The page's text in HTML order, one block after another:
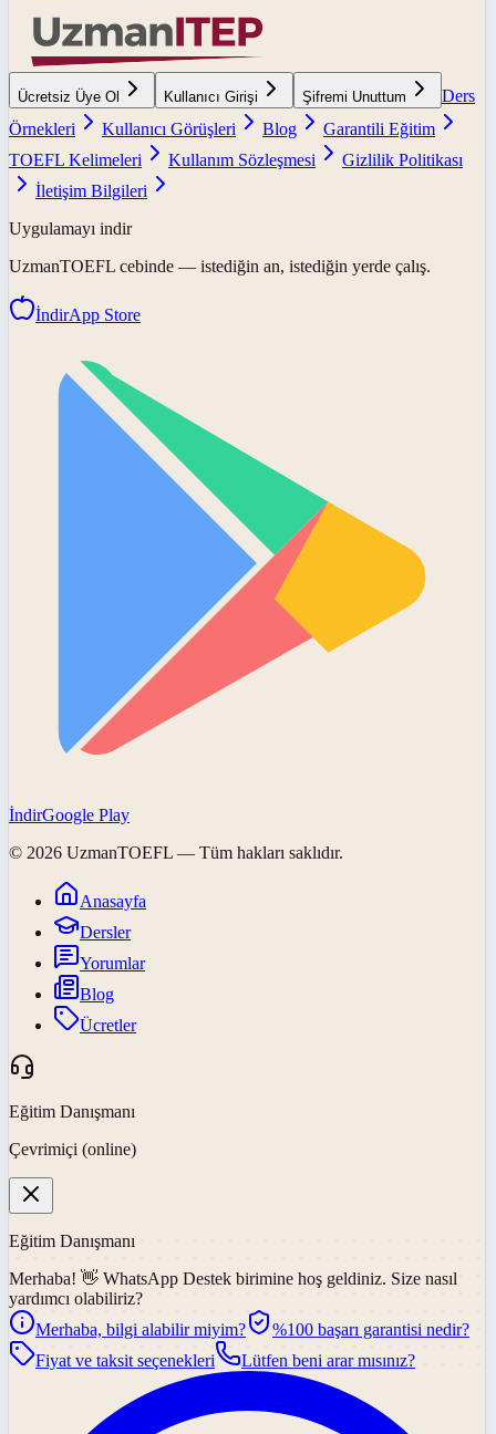
Ücretsiz Üye Ol Kullanıcı Girişi Şifremi Unuttum
Ders
Örnekleri
Kullanıcı Görüşleri Blog
Garantili Eğitim
TOEFL Kelimeleri
Kullanım Sözleşmesi
Gizlilik Politikası
İletişim Bilgileri
Uygulamayı indir
UzmanTOEFL cebinde — istediğin an, istediğin yerde çalış.
İndirApp Store
İndirGoogle Play
© 2026 UzmanTOEFL — Tüm hakları saklıdır.
Anasayfa
Dersler
Yorumlar
Blog
Ücretler
Eğitim Danışmanı
Çevrimiçi (online)
Eğitim Danışmanı
Merhaba! 👋 WhatsApp Destek birimine hoş geldiniz. Size nasıl
yardımcı olabiliriz?
Merhaba, bilgi alabilir miyim?
%100 başarı garantisi nedir?
Fiyat ve taksit seçenekleri
Lütfen beni arar mısınız?